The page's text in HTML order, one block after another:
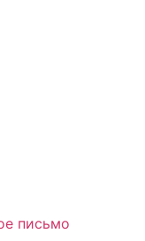
письмо